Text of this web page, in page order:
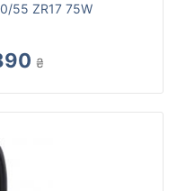
55 ZR17 75W
₴